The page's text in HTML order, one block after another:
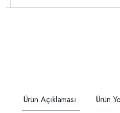
Ürün Açıklaması Ürün